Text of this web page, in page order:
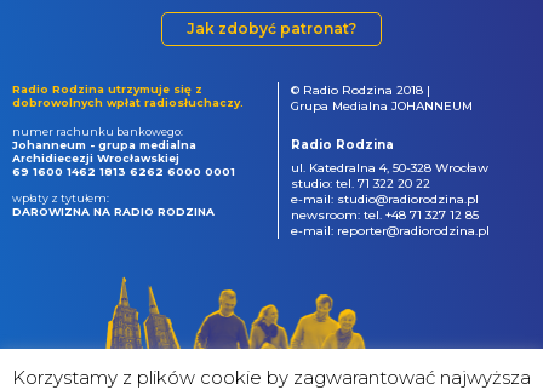
Jak zdobyć patronat?
Radio Rodzina utrzymuje się z
dobrowolnych wpłat radiosłuchaczy.
numer rachunku bankowego:
Johanneum - grupa medialna
Archidiecezji Wrocławskiej
69 1600 1462 1813 6262 6000 0001
wpłaty z tytułem:
DAROWIZNA NA RADIO RODZINA
© Radio Rodzina 2018 |
Grupa Medialna JOHANNEUM
Radio Rodzina
ul. Katedralna 4, 50-328 Wrocław
studio: tel. 71 322 20 22
e-mail: studio@radiorodzina.pl
newsroom: tel. +48 71 327 12 85
e-mail: reporter@radiorodzina.pl
Korzystamy z plików cookie by zagwarantować najwyższa